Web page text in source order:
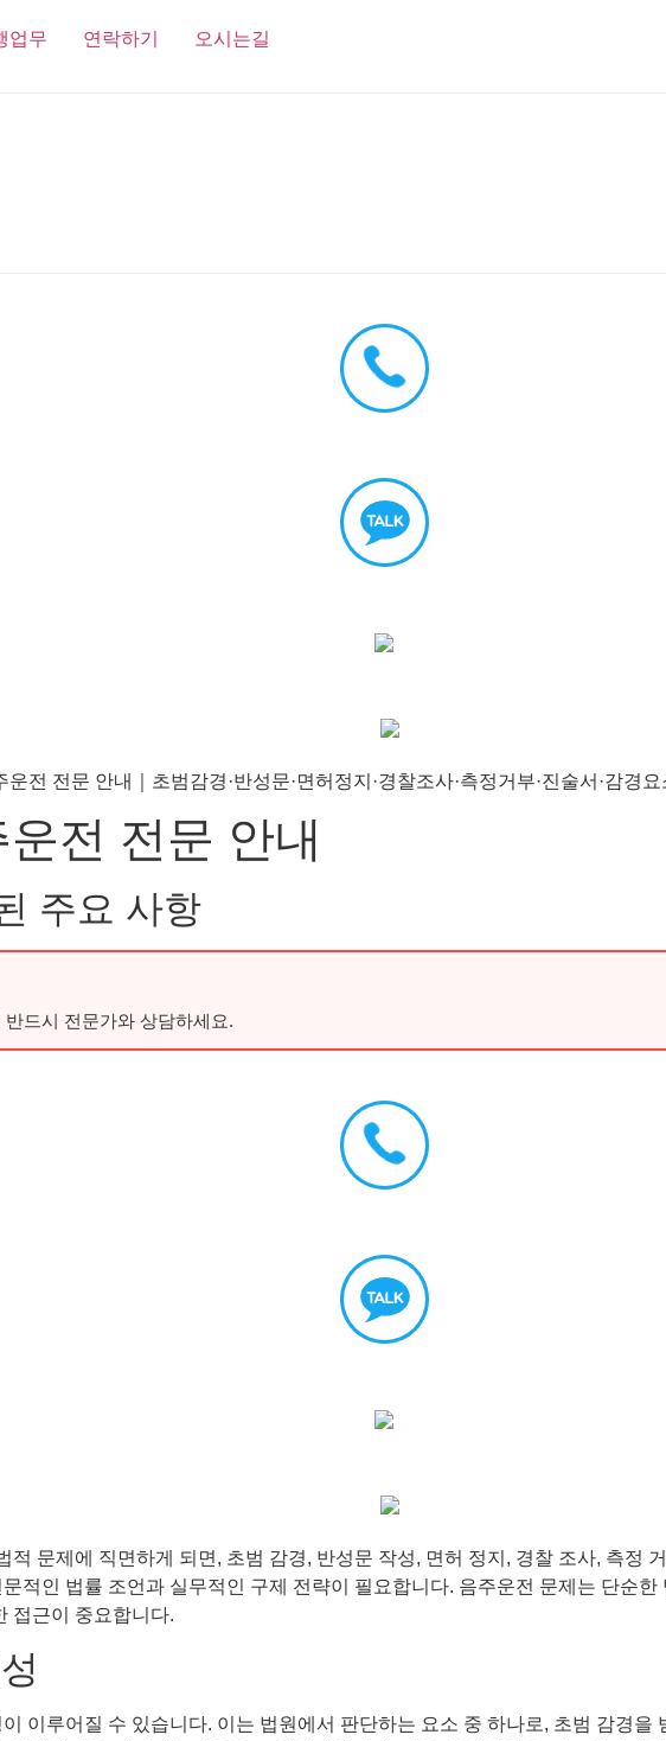
업무 연락하기 오시는길
전 전문 안내
주요 사항
드시 전문가와 상담하세요.
적 문제에 직면하게 되면, 초범 감경, 반성문 작성, 면허 정지, 경찰 조사, 측정
적인 법률 조언과 실무적인 구제 전략이 필요합니다. 음주운전 문제는 단순
접근이 중요합니다.
이루어질 수 있습니다. 이는 법원에서 판단하는 요소 중 하나로, 초범 감경을